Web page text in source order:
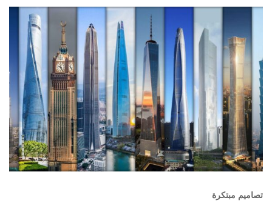
تصاميم مبتكرة